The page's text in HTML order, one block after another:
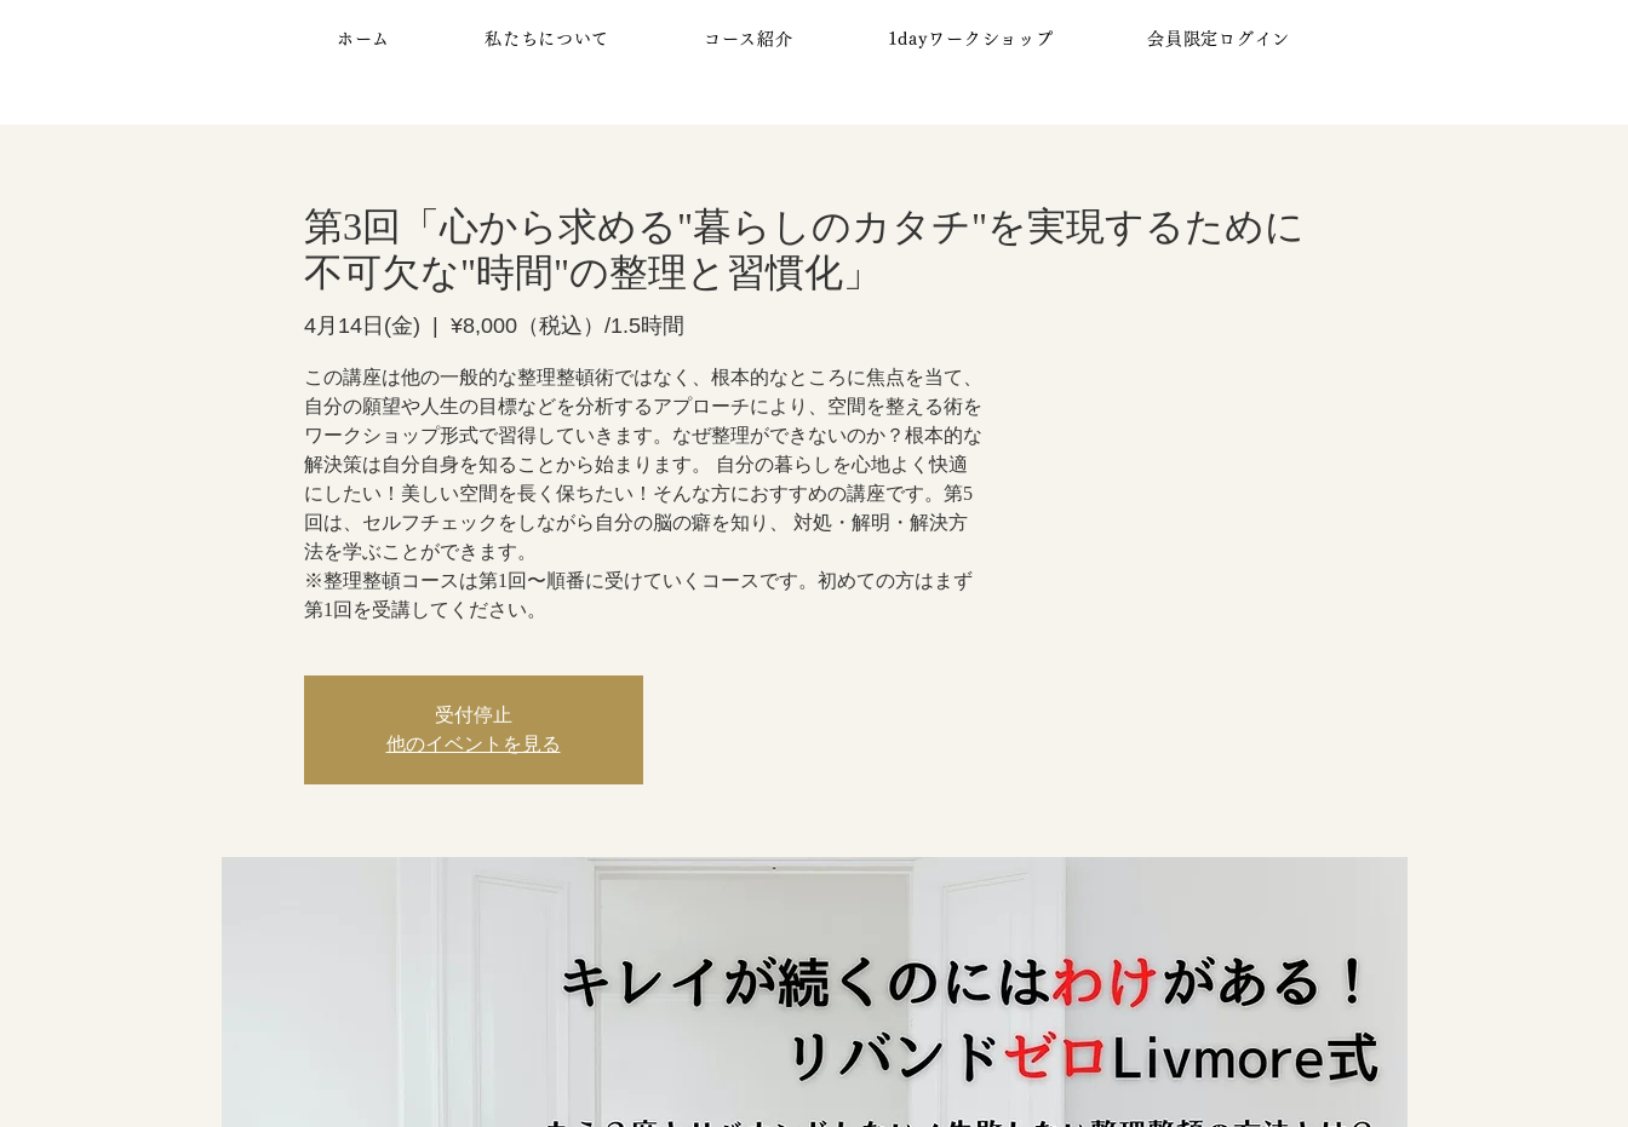
ホーム 私たちについて コース紹介 1dayワークショップ 会員限定ログイン
第3回「心から求める"暮らしのカタチ"を実現するために
不可欠な"時間"の整理と習慣化」
4月14日(金)
  |
¥8,000（税込）/1.5時間
この講座は他の一般的な整理整頓術ではなく、根本的なところに焦点を当て、
自分の願望や人生の目標などを分析するアプローチにより、空間を整える術を
ワークショップ形式で習得していきます。なぜ整理ができないのか？根本的な
解決策は自分自身を知ることから始まります。 自分の暮らしを心地よく快適
にしたい！美しい空間を長く保ちたい！そんな方におすすめの講座です。第5
回は、セルフチェックをしながら自分の脳の癖を知り、 対処・解明・解決方
法を学ぶことができます。
※整理整頓コースは第1回〜順番に受けていくコースです。初めての方はまず
第1回を受講してください。
受付停止
他のイベントを見る